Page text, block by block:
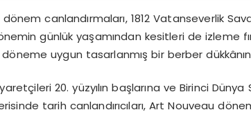
dönem canlandırmaları, 1812 Vatanseverlik
günlük yaşamından kesitleri de izleme
uygun tasarlanmış bir berber
20. yüzyılın başlarına ve Birinci
tarih canlandırıcıları, Art Nouveau